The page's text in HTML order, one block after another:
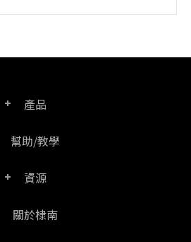
產品
PDF文電通專業版
幫助/教學
常見問題
資源
產品/授權比較表
關於棣南